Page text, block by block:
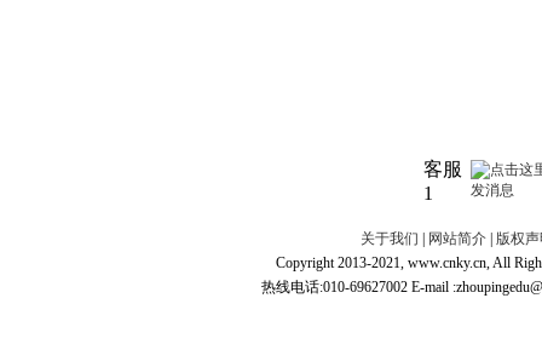
客服
1
关于我们 | 网站简介 | 版权
Copyright 2013-2021, www.cnky.cn, All
热线电话:010-69627002 E-mail